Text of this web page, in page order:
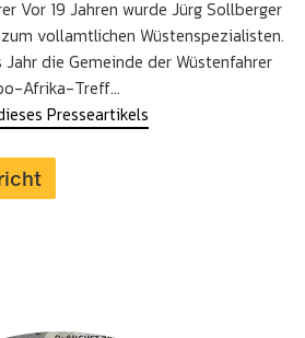
Vor 19 Jahren wurde Jürg Sollberger
vollamtlichen Wüstenspezialisten.
die Gemeinde der Wüstenfahrer
Afrika-Treff...
Presseartikels